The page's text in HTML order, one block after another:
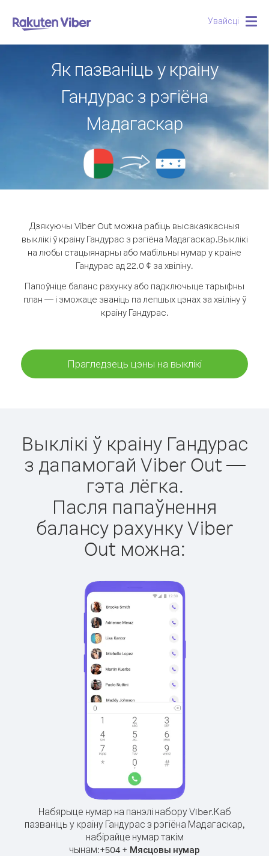
Увайсці
Як пазваніць у краіну
Гандурас з рэгіёна
Мадагаскар
Дзякуючы Viber Out можна рабіць высакаякасныя
выклікі ў краіну Гандурас з рэгіёна Мадагаскар.Выклікі
на любы стацыянарны або мабільны нумар у краіне
Гандурас ад 22.0 ¢ за хвіліну.
Папоўніце баланс рахунку або падключыце тарыфны
план — і зможаце званіць па лепшых цэнах за хвіліну ў
краіну Гандурас.
Прагледзець цэны на выклікі
Выклікі ў краіну Гандурас
з дапамогай Viber Out —
гэта лёгка.
Пасля папаўнення
балансу рахунку Viber
Out можна:
Набярыце нумар на панэлі набору Viber.Каб
пазваніць у краіну Гандурас з рэгіёна Мадагаскар,
набірайце нумар такім
чынам:+504 + Мясцовы нумар